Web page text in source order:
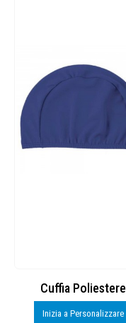
Cuffia Poliestere
Inizia a Personalizzare